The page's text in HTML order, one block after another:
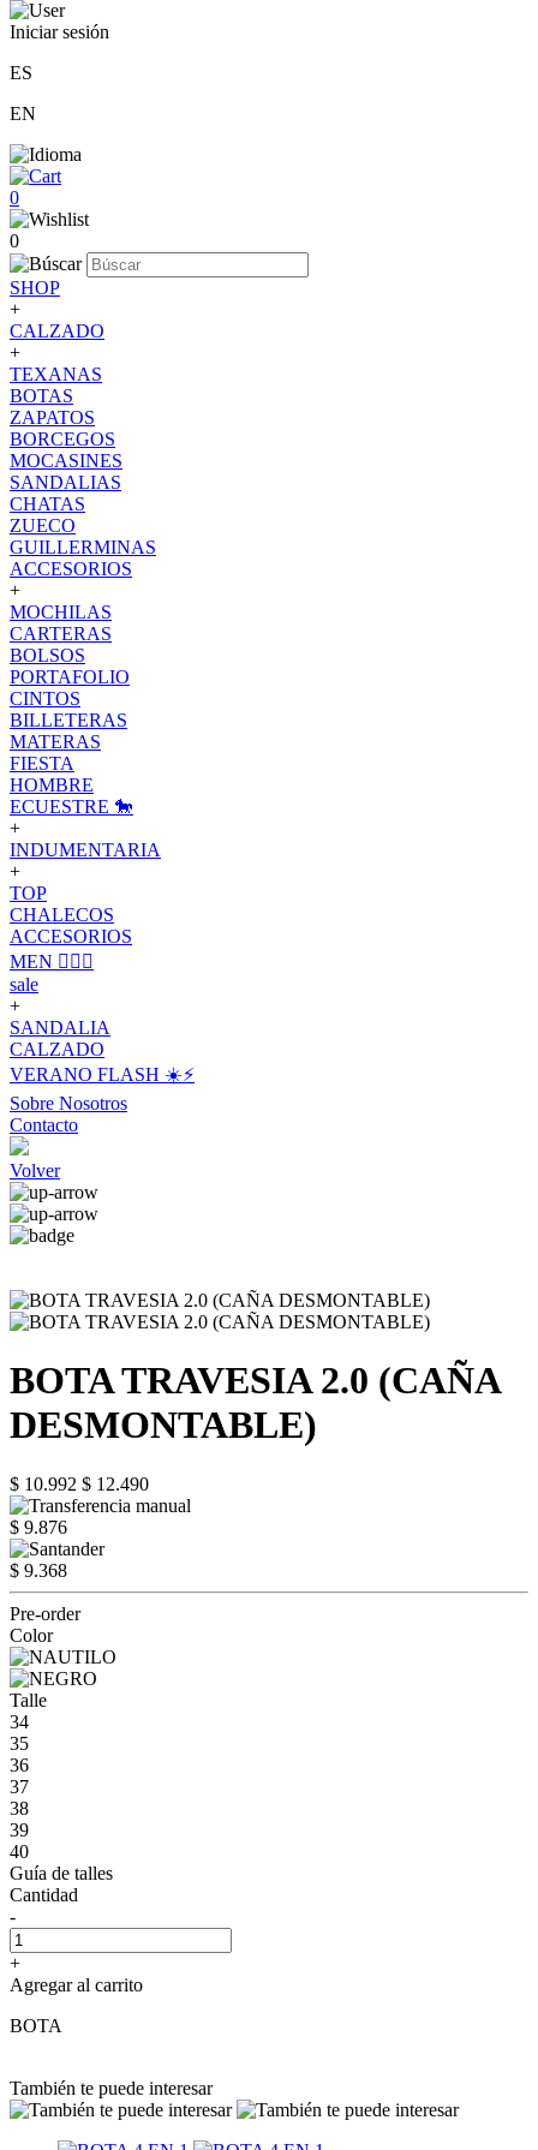
Iniciar sesión
ES
EN
0
0
SHOP
+
CALZADO
+
TEXANAS
BOTAS
ZAPATOS
BORCEGOS
MOCASINES
SANDALIAS
CHATAS
ZUECO
GUILLERMINAS
ACCESORIOS
+
MOCHILAS
CARTERAS
BOLSOS
PORTAFOLIO
CINTOS
BILLETERAS
MATERAS
FIESTA
HOMBRE
ECUESTRE 🐎
+
INDUMENTARIA
+
TOP
CHALECOS
ACCESORIOS
MEN 🙋🏽‍♂️
sale
+
SANDALIA
CALZADO
VERANO FLASH ☀️⚡️
Sobre Nosotros
Contacto
Volver
BOTA TRAVESIA 2.0 (CAÑA
DESMONTABLE)
$ 10.992 $ 12.490
$ 9.876
$ 9.368
Pre-order
Color
Talle
34
35
36
37
38
39
40
Guía de talles
Cantidad
-
+
Agregar al carrito
BOTA
También te puede interesar